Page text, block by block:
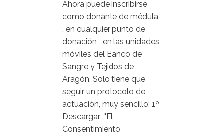
Ahora puede inscribirse
como donante de médula
, en cualquier punto de
donación en las unidades
móviles del Banco de
Sangre y Tejidos de
Aragón. Solo tiene que
seguir un protocolo de
actuación, muy sencillo: 1º
Descargar "El
Consentimiento